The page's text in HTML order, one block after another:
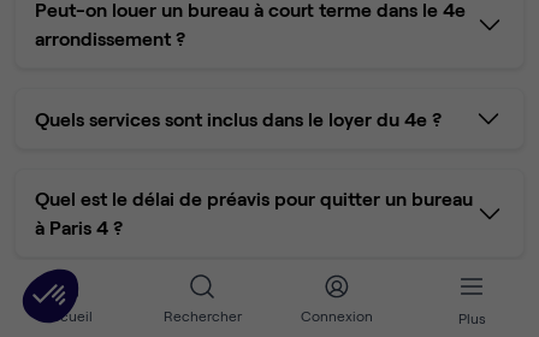
Accueil Rechercher Connexion Plus
Bureaux opérés
Baudoyer
Besoin de visibilité ou accessibilité
pièce d’identité
La flexibilité du contrat
Les services inclus
Peut-on louer un bureau à court terme dans le 4e
arrondissement ?
Quels services sont inclus dans le loyer du 4e ?
Quel est le délai de préavis pour quitter un bureau
à Paris 4 ?
Les frais de notaires sont-ils à prévoir dans le 4e